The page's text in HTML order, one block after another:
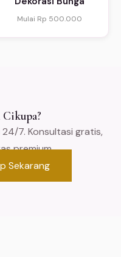
Mulai Rp 500.000
7. Konsultasi gratis,
premium.
Sekarang